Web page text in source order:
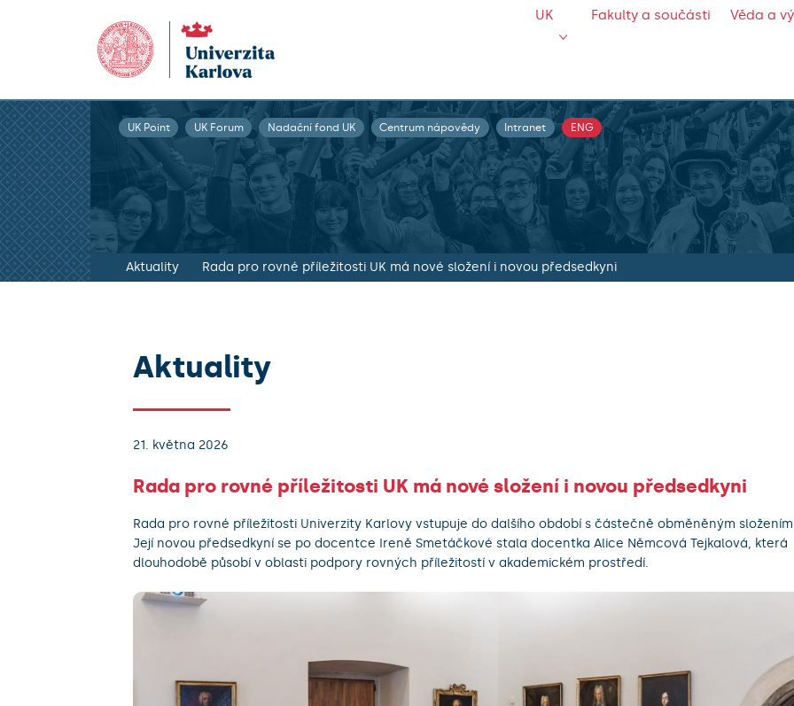
UK Fakulty a součásti Věda a
UK Point UK Forum Nadační fond UK Centrum nápovědy Intranet ENG
Aktuality Rada pro rovné příležitosti UK má nové složení i novou předsedkyni
Aktuality
21. května 2026
Rada pro rovné příležitosti UK má nové složení i novou předsedkyni
Rada pro rovné příležitosti Univerzity Karlovy vstupuje do dalšího období s částečně obměněným
Její novou předsedkyní se po docentce Ireně Smetáčkové stala docentka Alice Němcová Tejkalová, která
dlouhodobě působí v oblasti podpory rovných příležitostí v akademickém prostředí.